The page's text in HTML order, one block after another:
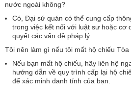
nước ngoài không?
Có, Đại sứ quán có thể cung cấp
trong việc kết nối với luật sư hoặc cơ
quyết các vấn đề pháp lý.
Tôi nên làm gì nếu tôi mất hộ chiếu
Nếu bạn mất hộ chiếu, hãy liên hệ
hướng dẫn về quy trình cấp lại hộ
để xác minh danh tính của bạn.